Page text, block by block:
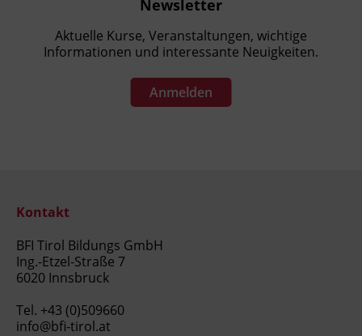
Newsletter
Aktuelle Kurse, Veranstaltungen, wichtige
Informationen und interessante Neuigkeiten.
Anmelden
Kontakt
BFI Tirol Bildungs GmbH
Ing.-Etzel-Straße 7
6020 Innsbruck
Tel. +43 (0)509660
info@bfi-tirol.at